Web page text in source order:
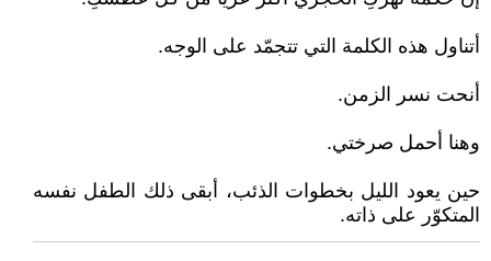
أتناول هذه الكلمة التي تتجمّد على الوجه.
أنحت نسر الزمن.
وهنا أحمل صرختي.
حين يعود الليل بخطوات الذئب، أبقى ذلك الطفل نفسه
المتكوّر على ذاته.